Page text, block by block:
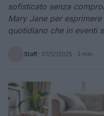
sofisticato senza
Mary Jane per
quotidiano che in eventi
Staff · 01/12/2025 · 3 min